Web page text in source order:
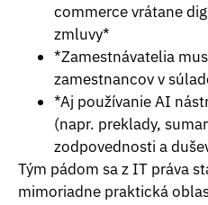
commerce vrátane
zmluvy*
*Zamestnávatelia
zamestnancov v
*Aj používanie AI
(napr. preklady,
zodpovednosti a
Tým pádom sa z IT práva
mimoriadne praktická